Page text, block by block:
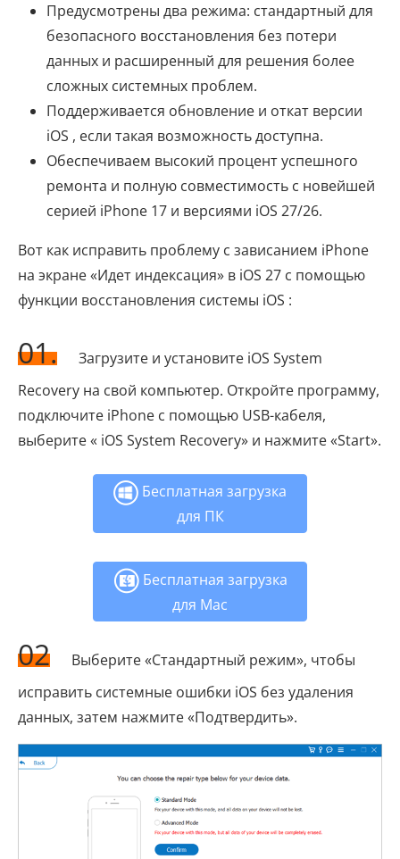
Предусмотрены два режима: стандартный для
безопасного восстановления без потери
данных и расширенный для решения более
сложных системных проблем.
Поддерживается обновление и откат версии
iOS , если такая возможность доступна.
Обеспечиваем высокий процент успешного
ремонта и полную совместимость с новейшей
серией iPhone 17 и версиями iOS 27/26.
Вот как исправить проблему с зависанием iPhone
на экране «Идет индексация» в iOS 27 с помощью
функции восстановления системы iOS :
01.
Загрузите и установите iOS System
Recovery на свой компьютер. Откройте программу,
подключите iPhone с помощью USB-кабеля,
выберите « iOS System Recovery» и нажмите «Start».
Бесплатная загрузка
для ПК
Бесплатная загрузка
для Mac
02
Выберите «Стандартный режим», чтобы
исправить системные ошибки iOS без удаления
данных, затем нажмите «Подтвердить».